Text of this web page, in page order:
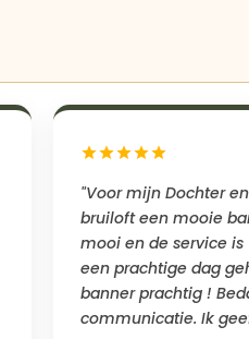
"Voor mijn Dochter
bruiloft een mooie
mooi en de service is
een prachtige dag
banner prachtig !
communicatie. Ik